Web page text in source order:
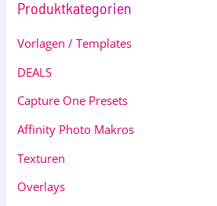
Produktkategorien
Vorlagen / Templates
DEALS
Capture One Presets
Affinity Photo Makros
Texturen
Overlays